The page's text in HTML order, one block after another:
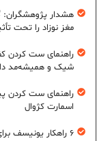
هشدار پژوهشگران:
مغز نوزاد را تحت
شیک و همیشه‌مد
راهنمای ست کردن
اسمارت کژوال
۶ راهکار یونیسف برای پرورش عادت‌های غذایی سالم در کودکان